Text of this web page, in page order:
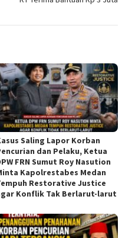
Saling Lapor Korban
dan Pelaku, Ketua
FRN Sumut Roy Nasution
Kapolrestabes Medan
Restorative Justice
Konflik Tak Berlarut-larut